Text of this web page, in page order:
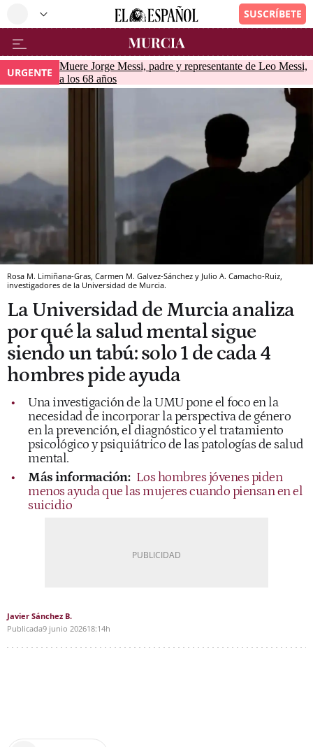
URGENTE
Muere Jorge Messi, padre y representante de Leo Messi,
a los 68 años
Rosa M. Limiñana-Gras, Carmen M. Galvez-Sánchez y Julio A. Camacho-Ruiz,
investigadores de la Universidad de Murcia.
La Universidad de Murcia analiza
por qué la salud mental sigue
siendo un tabú: solo 1 de cada 4
hombres pide ayuda
Una investigación de la UMU pone el foco en la
necesidad de incorporar la perspectiva de género
en la prevención, el diagnóstico y el tratamiento
psicológico y psiquiátrico de las patologías de salud
mental.
Más información: Los hombres jóvenes piden
menos ayuda que las mujeres cuando piensan en el
suicidio
Javier Sánchez B.
Publicada9 junio 202618:14h